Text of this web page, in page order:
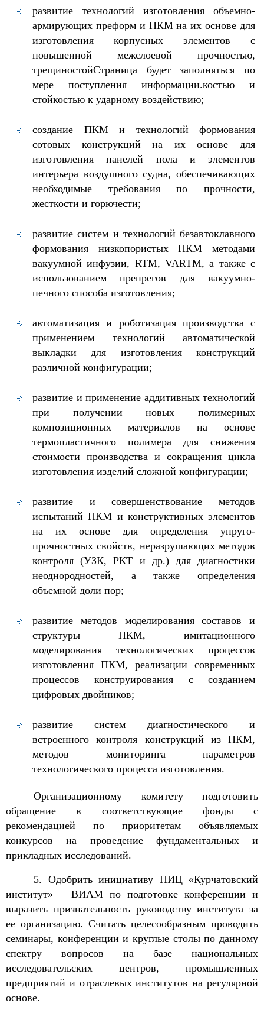
развитие технологий изготовления объемно-
армирующих преформ и ПКМ на их основе для
изготовления корпусных элементов с
повышенной межслоевой прочностью,
трещиностойСтраница будет заполняться по
мере поступления информации.костью и
стойкостью к ударному воздействию;
создание ПКМ и технологий формования
сотовых конструкций на их основе для
изготовления панелей пола и элементов
интерьера воздушного судна, обеспечивающих
необходимые требования по прочности,
жесткости и горючести;
развитие систем и технологий безавтоклавного
формования низкопористых ПКМ методами
вакуумной инфузии, RTM,VARTM, а также с
использованием препрегов для вакуумно-
печного способа изготовления;
автоматизация и роботизация производства с
применением технологий автоматической
выкладки для изготовления конструкций
различной конфигурации;
развитие и применение аддитивных технологий
при получении новых полимерных
композиционных материалов на основе
термопластичного полимера для снижения
стоимости производства и сокращения цикла
изготовления изделий сложной конфигурации;
развитие и совершенствование методов
испытаний ПКМ и конструктивных элементов
на их основе для определения упруго-
прочностных свойств, неразрушающих методов
контроля (УЗК, РКТ и др.) для диагностики
неоднородностей, а также определения
объемной доли пор;
развитие методов моделирования составов и
структуры ПКМ, имитационного
моделирования технологических процессов
изготовления ПКМ, реализации современных
процессов конструирования с созданием
цифровых двойников;
развитие систем диагностического и
встроенного контроля конструкций из ПКМ,
методов мониторинга параметров
технологического процесса изготовления.
Организационному комитету подготовить
обращение в соответствующие фонды с
рекомендацией по приоритетам объявляемых
конкурсов на проведение фундаментальных и
прикладных исследований.
5. Одобрить инициативу НИЦ «Курчатовский
институт» – ВИАМ по подготовке конференции и
выразить признательность руководству института за
ее организацию. Считать целесообразным проводить
семинары, конференции и круглые столы по данному
спектру вопросов на базе национальных
исследовательских центров, промышленных
предприятий и отраслевых институтов на регулярной
основе.